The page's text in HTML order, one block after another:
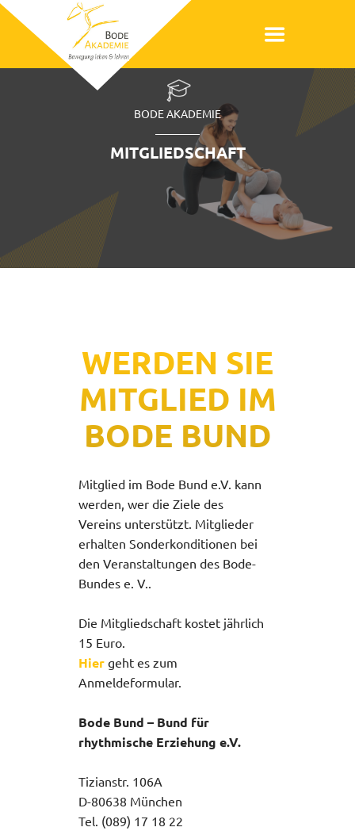
BODE AKADEMIE
MITGLIEDSCHAFT
WERDEN SIE
MITGLIED IM
BODE BUND
Mitglied im Bode Bund e.V. kann
werden, wer die Ziele des
Vereins unterstützt. Mitglieder
erhalten Sonderkonditionen bei
den Veranstaltungen des Bode-
Bundes e. V..
Die Mitgliedschaft kostet jährlich
15 Euro.
Hier geht es zum
Anmeldeformular.
Bode Bund – Bund für
rhythmische Erziehung e.V.
Tizianstr. 106A
D-80638 München
Tel. (089) 17 18 22